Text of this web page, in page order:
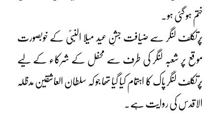
ختم ہو گئی ہو۔
پُرتکلف لنگر سے ضیافت جشنِ عید میلا النبیؐ کے خوبصورت
موقع پر شعبہ لنگر کی طرف سے محفل کے شرکاء کے لیے
پُرتکلف لنگر پاک کا اہتمام کیا گیا تھا جو کہ سلطان العاشقین مدظلہ
الاقدس کی روایت ہے۔